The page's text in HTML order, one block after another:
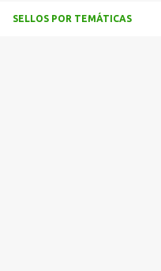
SELLOS POR TEMÁTICAS